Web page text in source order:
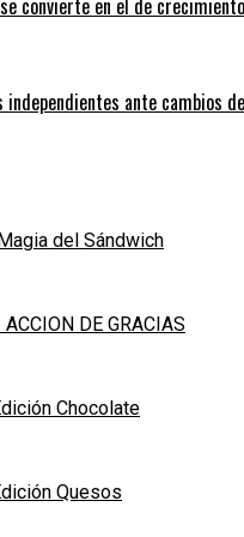
convierte en el de
ante cambios
del Sándwich
DE GRACIAS
Chocolate
Quesos